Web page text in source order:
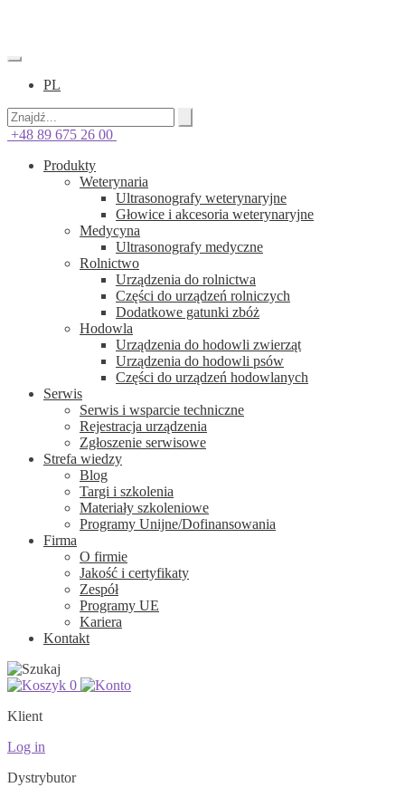
PL
+48 89 675 26 00
Produkty
Weterynaria
Ultrasonografy weterynaryjne
Głowice i akcesoria weterynaryjne
Medycyna
Ultrasonografy medyczne
Rolnictwo
Urządzenia do rolnictwa
Części do urządzeń rolniczych
Dodatkowe gatunki zbóż
Hodowla
Urządzenia do hodowli zwierząt
Urządzenia do hodowli psów
Części do urządzeń hodowlanych
Serwis
Serwis i wsparcie techniczne
Rejestracja urządzenia
Zgłoszenie serwisowe
Strefa wiedzy
Blog
Targi i szkolenia
Materiały szkoleniowe
Programy Unijne/Dofinansowania
Firma
O firmie
Jakość i certyfikaty
Zespół
Programy UE
Kariera
Kontakt
0
Klient
Log in
Dystrybutor